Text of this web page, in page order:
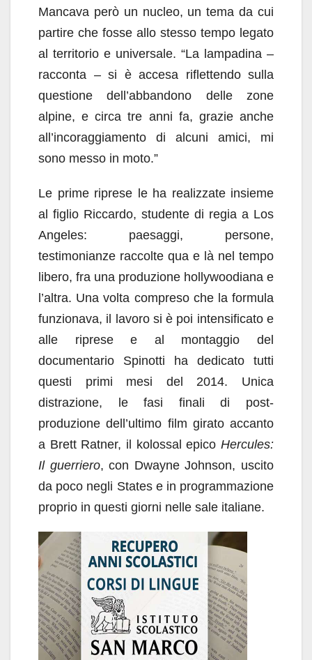
Mancava però un nucleo, un tema da cui
partire che fosse allo stesso tempo legato
al territorio e universale. “La lampadina –
racconta – si è accesa riflettendo sulla
questione dell’abbandono delle zone
alpine, e circa tre anni fa, grazie anche
all’incoraggiamento di alcuni amici, mi
sono messo in moto.”
Le prime riprese le ha realizzate insieme
al figlio Riccardo, studente di regia a Los
Angeles: paesaggi, persone,
testimonianze raccolte qua e là nel tempo
libero, fra una produzione hollywoodiana e
l’altra. Una volta compreso che la formula
funzionava, il lavoro si è poi intensificato e
alle riprese e al montaggio del
documentario Spinotti ha dedicato tutti
questi primi mesi del 2014. Unica
distrazione, le fasi finali di post-
produzione dell’ultimo film girato accanto
a Brett Ratner, il kolossal epico Hercules:
Il guerriero, con Dwayne Johnson, uscito
da poco negli States e in programmazione
proprio in questi giorni nelle sale italiane.